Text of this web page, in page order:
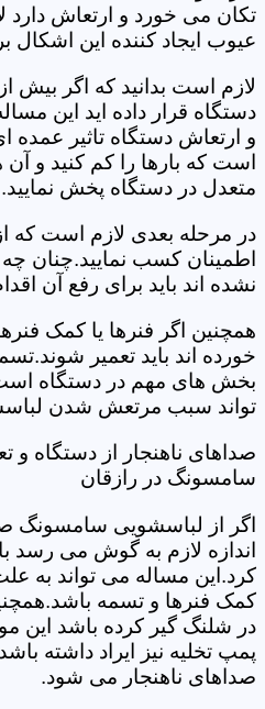
تکان می خورد و ارتعاش دارد
عیوب ایجاد کننده این
لازم است بدانید که اگر بیش
دستگاه قرار داده اید این
و ارتعاش دستگاه تاثیر عمده
است که بارها را کم کنید و
متعدل در دستگاه پخش نمایید.
در مرحله بعدی لازم است که
اطمینان کسب نمایید.چنان چه
نشده اند باید برای رفع آن
همچنین اگر فنرها یا کمک
خورده اند باید تعمیر
بخش های مهم در دستگاه
تواند سبب مرتعش شدن
صداهای ناهنجار از دستگاه و
سامسونگ در رازقان
اگر از لباسشویی سامسونگ
اندازه لازم به گوش می رسد
کرد.این مساله می تواند به
کمک فنرها و تسمه
در شلنگ گیر کرده باشد این
پمپ تخلیه نیز ایراد داشته
صداهای ناهنجار می شود.